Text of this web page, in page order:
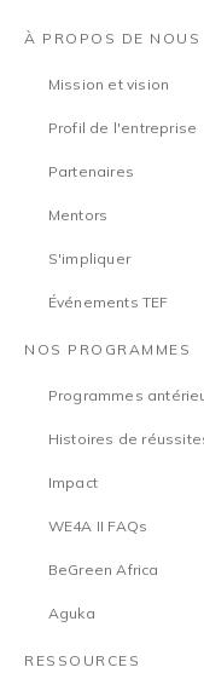
À PROPOS DE NOUS
Mission et vision
Profil de l'entreprise
Partenaires
Mentors
S'impliquer
Événements TEF
NOS PROGRAMMES
Programmes
Histoires de
Impact
WE4A II FAQs
BeGreen Africa
Aguka
RESSOURCES